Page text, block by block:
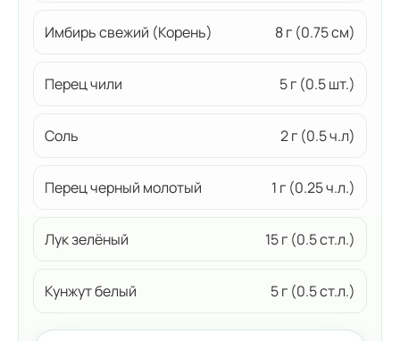
Имбирь свежий (Корень) 8 г (0.75 см)
Перец чили 5 г (0.5 шт.)
Соль 2 г (0.5 ч.л)
Перец черный молотый 1 г (0.25 ч.л.)
Лук зелёный 15 г (0.5 ст.л.)
Кунжут белый 5 г (0.5 ст.л.)